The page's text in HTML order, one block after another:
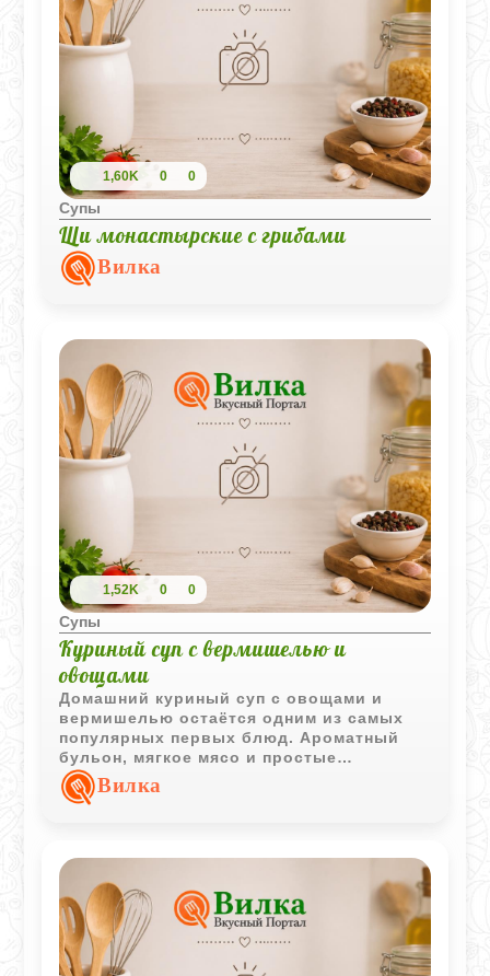
1,60K 0 0
Супы
Щи монастырские с грибами
Вилка
1,52K 0 0
Супы
Куриный суп с вермишелью и
овощами
Домашний куриный суп с овощами и
вермишелью остаётся одним из самых
популярных первых блюд. Ароматный
бульон, мягкое мясо и простые
ингредиенты создают насыщенный вкус,
который подходит для любого времени
Вилка